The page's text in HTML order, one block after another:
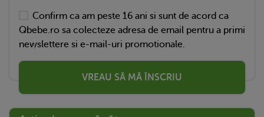
Confirm ca am peste 16 ani si sunt de acord ca
Qbebe.ro sa colecteze adresa de email pentru a primi
newslettere si e-mail-uri promotionale.
VREAU SĂ MĂ ÎNSCRIU